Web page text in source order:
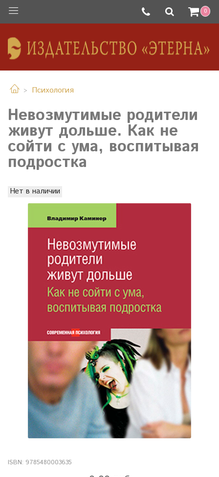
0
Психология
Невозмутимые родители
живут дольше. Как не
сойти с ума, воспитывая
подростка
Нет в наличии
ISBN: 9785480003635